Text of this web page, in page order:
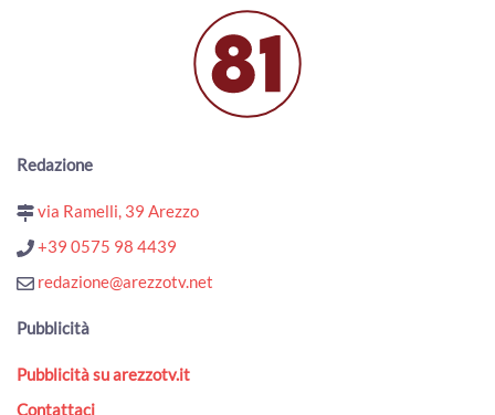
Terre d’Arezzo Music Festival, prosegue la XXI edizione
00:02:02 - Mercoledì, 22 Luglio 2026
Una notte, tre eventi: Mengo music fest, Moonlight
Angoli fioriti a Pratovecchio, la sfida dei fiori e dell'arte nei
piccoli rioni
ArezzoTV
Redazione
via Ramelli, 39 Arezzo
+39 0575 98 4439
redazione@arezzotv.net
Pubblicità
Pubblicità su arezzotv.it
Contattaci